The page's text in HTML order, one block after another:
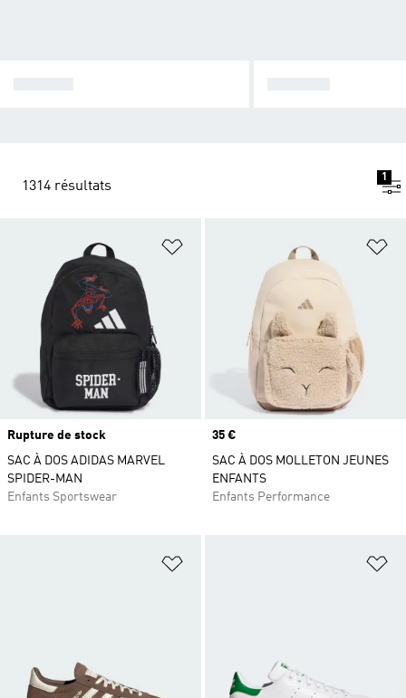
1314 résultats
1
Ajouter à la Liste de produits
Rupture de stock
SAC À DOS ADIDAS MARVEL
SPIDER-MAN
Enfants Sportswear
Prix
35 €
SAC À DOS MOLLETON JEUNES
ENFANTS
Enfants Performance
Ajouter à la Liste de produits